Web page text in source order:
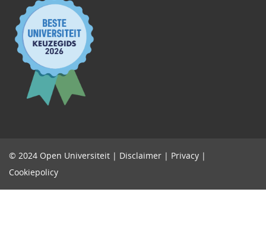
© 2024 Open Universiteit | Disclaimer | Privacy |
Cookiepolicy